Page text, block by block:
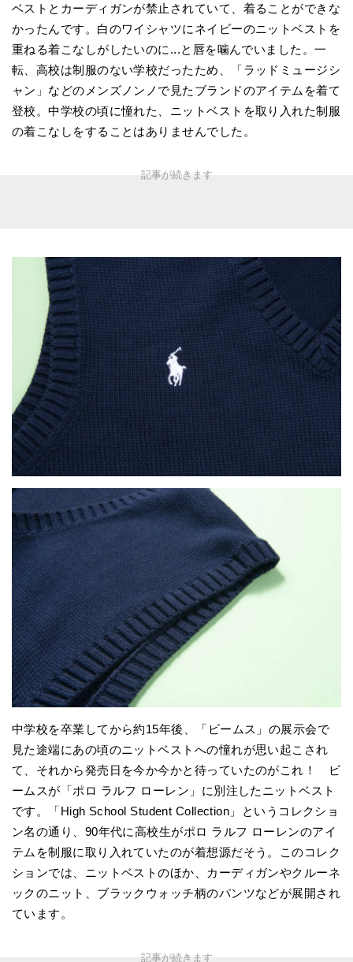
ベストとカーディガンが禁止されていて、着ることができな
かったんです。白のワイシャツにネイビーのニットベストを
重ねる着こなしがしたいのに...と唇を噛んでいました。一
転、高校は制服のない学校だったため、「ラッドミュージシ
ャン」などのメンズノンノで見たブランドのアイテムを着て
登校。中学校の頃に憧れた、ニットベストを取り入れた制服
の着こなしをすることはありませんでした。
中学校を卒業してから約15年後、「ビームス」の展示会で
見た途端にあの頃のニットベストへの憧れが思い起こされ
て、それから発売日を今か今かと待っていたのがこれ！ ビ
ームスが「ポロ ラルフ ローレン」に別注したニットベスト
です。「High School Student Collection」というコレクショ
ン名の通り、90年代に高校生がポロ ラルフ ローレンのアイ
テムを制服に取り入れていたのが着想源だそう。このコレク
ションでは、ニットベストのほか、カーディガンやクルーネ
ックのニット、ブラックウォッチ柄のパンツなどが展開され
ています。